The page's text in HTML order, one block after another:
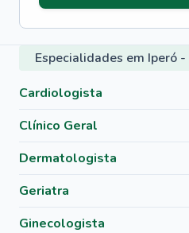
Especialidades em Iperó -
Cardiologista
Clínico Geral
Dermatologista
Geriatra
Ginecologista